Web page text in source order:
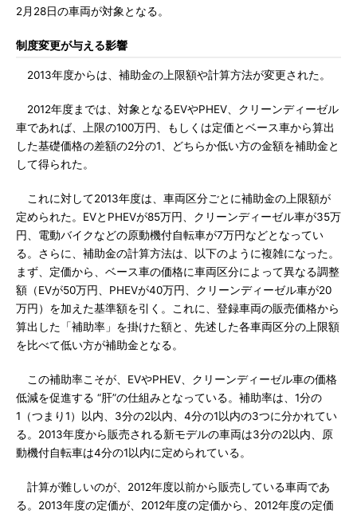
2月28日の車両が対象となる。
制度変更が与える影響
2013年度からは、補助金の上限額や計算方法が変更された。
2012年度までは、対象となるEVやPHEV、クリーンディーゼル
車であれば、上限の100万円、もしくは定価とベース車から算出
した基礎価格の差額の2分の1、どちらか低い方の金額を補助金と
して得られた。
これに対して2013年度は、車両区分ごとに補助金の上限額が
定められた。EVとPHEVが85万円、クリーンディーゼル車が35万
円、電動バイクなどの原動機付自転車が7万円などとなってい
る。さらに、補助金の計算方法は、以下のように複雑になった。
まず、定価から、ベース車の価格に車両区分によって異なる調整
額（EVが50万円、PHEVが40万円、クリーンディーゼル車が20
万円）を加えた基準額を引く。これに、登録車両の販売価格から
算出した「補助率」を掛けた額と、先述した各車両区分の上限額
を比べて低い方が補助金となる。
この補助率こそが、EVやPHEV、クリーンディーゼル車の価格
低減を促進する “肝”の仕組みとなっている。補助率は、1分の
1（つまり1）以内、3分の2以内、4分の1以内の3つに分かれてい
る。2013年度から販売される新モデルの車両は3分の2以内、原
動機付自転車は4分の1以内に定められている。
計算が難しいのが、2012年度以前から販売している車両であ
る。2013年度の定価が、2012年度の定価から、2012年度の定価